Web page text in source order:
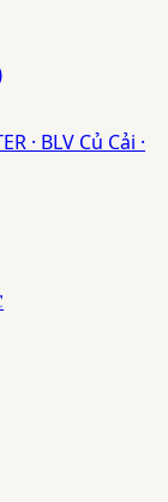
· BLV Củ Cải ·